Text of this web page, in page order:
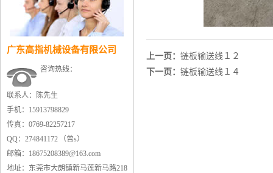
广东高指机械设备有限公司
咨询热线：
联系人：陈先生
手机：15913798829
传真：0769-82257217
QQ：274841172 （曾s）
邮箱：18675208389@163.com
地址：东莞市大朗镇新马莲新马路218
上一页： 链板输送线１２
下一页： 链板输送线１４